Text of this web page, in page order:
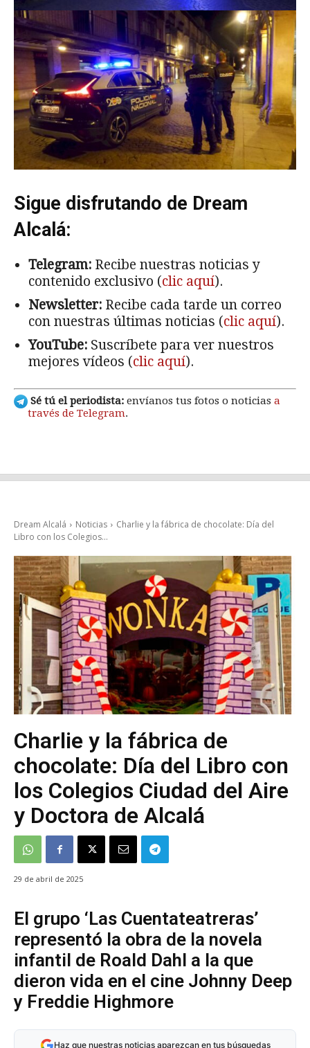
Sigue disfrutando de Dream
Alcalá:
Telegram: Recibe nuestras noticias y
contenido exclusivo (clic aquí).
Newsletter: Recibe cada tarde un correo
con nuestras últimas noticias (clic aquí).
YouTube: Suscríbete para ver nuestros
mejores vídeos (clic aquí).
Sé tú el periodista: envíanos tus fotos o noticias a
través de Telegram.